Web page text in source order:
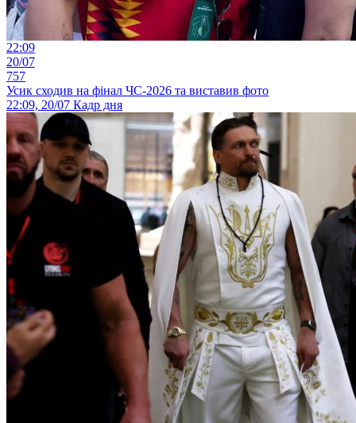
22:09
20/07
757
Усик сходив на фінал ЧС-2026 та виставив фото
22:09, 20/07 Кадр дня